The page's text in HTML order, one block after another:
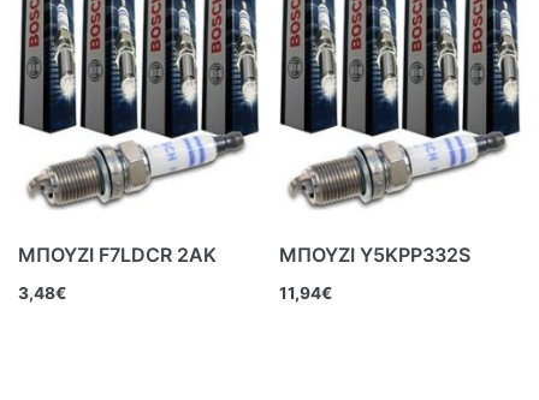
ΜΠΟΥΖΙ F7LDCR 2ΑΚ
3,48€
ΜΠΟΥΖΙ Y5KPP332S
11,94€